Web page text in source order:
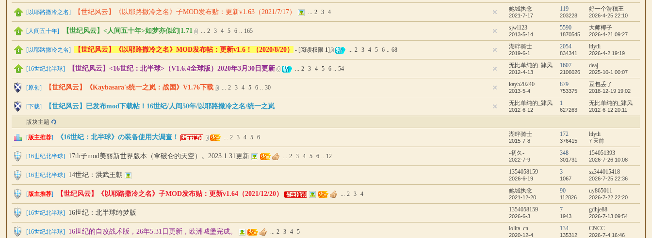
[以耶路撒冷之名] 【世纪风云】《以耶路撒冷之名》子MOD发布贴：更新v1.63（2021/7/17） ... 2 3 4 她城执念
2021-7-17
119
203228
好一个滑稽王
2026-4-25 22:10
[人间五十年] 【世纪风云】<人间五十年>如梦亦似幻|1.71 ... 2 3 4 5 6 .. 165 sjwl123
2013-5-14
5590
1870545
大师椰子
2026-4-21 09:27
[以耶路撒冷之名] 【世纪风云】《以耶路撒冷之名》MOD发布帖：更新v1.6！（2020/8/20） - [阅读权限 1] ... 2 3 4 5 6 .. 68 湖畔骑士
2019-6-1
2054
834341
ltlytli
2026-4-2 19:19
[16世纪北半球] 【世纪风云】<16世纪：北半球>（V1.6.4全球版）2020年3月30日更新 ... 2 3 4 5 6 .. 54 无比单纯的_肄风
2012-4-13
1607
2106026
deaj
2025-10-1 00:07
[原创] 【世纪风云】《Kaybasara's统一之岚：战国》V1.76下载 ... 2 3 4 5 6 .. 30 kay520240
2013-5-4
879
753375
豆包丢了
2018-12-19 19:02
[下载] 【世纪风云】已发布mod下载帖！16世纪/人间50年/以耶路撒冷之名/统一之岚 无比单纯的_肄风
2012-6-12
1
627263
无比单纯的_肄风
2012-6-12 20:11
版块主题
[版主推荐] 《16世纪：北半球》の装备使用大调查！ ... 2 3 4 5 6 湖畔骑士
2015-7-8
172
376415
ltlytli
7 天前
[16世纪北半球] 17th子mod美丽新世界版本（拿破仑的天空）。2023.1.31更新 ... 2 3 4 5 6 .. 12 -初久-
2022-7-9
348
301731
154051393
2026-7-26 10:08
[16世纪北半球] 14世纪：洪武王朝 1354058159
2026-6-19
3
1067
sz344015418
2026-7-25 22:36
[版主推荐] 【世纪风云】《以耶路撒冷之名》子MOD发布贴：更新v1.64（2021/12/20） ... 2 3 4 她城执念
2021-12-20
90
112826
uy865011
2026-7-22 22:20
[16世纪北半球] 16世纪：北半球绮梦版 1354058159
2026-6-3
7
1943
gdhje88
2026-7-13 09:54
[16世纪北半球] 16世纪的自改战术版，26年5.31日更新，欧洲城堡完成。 ... 2 3 4 5 lolita_cn
2020-12-4
134
135312
CNCC
2026-7-4 16:46